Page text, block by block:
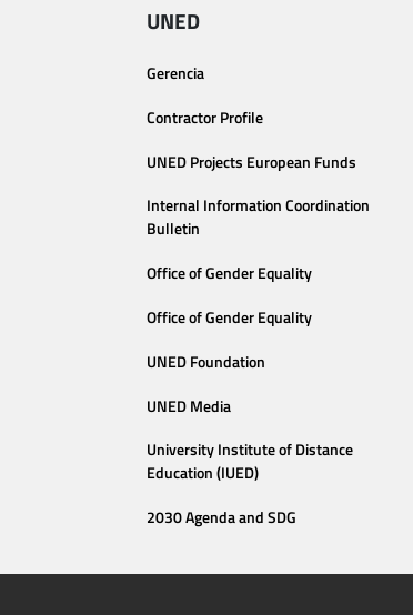
UNED
Gerencia
Contractor Profile
UNED Projects European Funds
Internal Information Coordination
Bulletin
Office of Gender Equality
Office of Gender Equality
UNED Foundation
UNED Media
University Institute of Distance
Education (IUED)
2030 Agenda and SDG